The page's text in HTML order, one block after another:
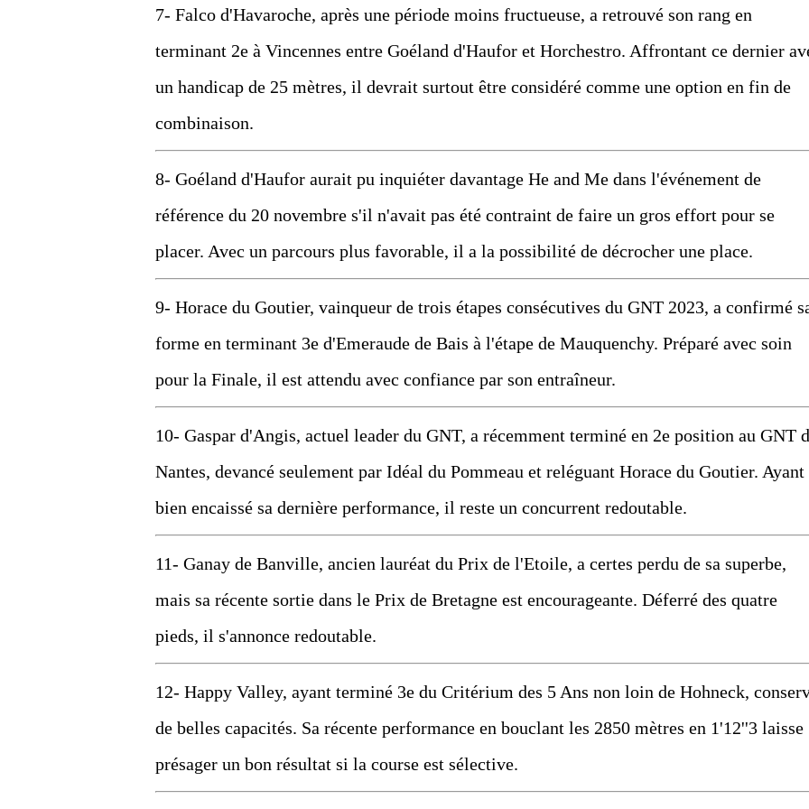
7- Falco d'Havaroche, après une période moins fructueuse, a retrouvé son rang en
terminant 2e à Vincennes entre Goéland d'Haufor et Horchestro. Affrontant ce dernier
un handicap de 25 mètres, il devrait surtout être considéré comme une option en fin de
combinaison.
8- Goéland d'Haufor aurait pu inquiéter davantage He and Me dans l'événement de
référence du 20 novembre s'il n'avait pas été contraint de faire un gros effort pour se
placer. Avec un parcours plus favorable, il a la possibilité de décrocher une place.
9- Horace du Goutier, vainqueur de trois étapes consécutives du GNT 2023, a confirmé
forme en terminant 3e d'Emeraude de Bais à l'étape de Mauquenchy. Préparé avec soin
pour la Finale, il est attendu avec confiance par son entraîneur.
10- Gaspar d'Angis, actuel leader du GNT, a récemment terminé en 2e position au GNT
Nantes, devancé seulement par Idéal du Pommeau et reléguant Horace du Goutier. Ayant
bien encaissé sa dernière performance, il reste un concurrent redoutable.
11- Ganay de Banville, ancien lauréat du Prix de l'Etoile, a certes perdu de sa superbe,
mais sa récente sortie dans le Prix de Bretagne est encourageante. Déferré des quatre
pieds, il s'annonce redoutable.
12- Happy Valley, ayant terminé 3e du Critérium des 5 Ans non loin de Hohneck,
de belles capacités. Sa récente performance en bouclant les 2850 mètres en 1'12''3 laisse
présager un bon résultat si la course est sélective.